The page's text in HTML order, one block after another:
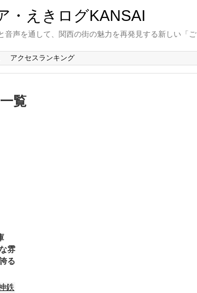
音声を通して、関西の街の魅力を再発見する新しい「
アクセスランキング
一覧
雰
る
鉄